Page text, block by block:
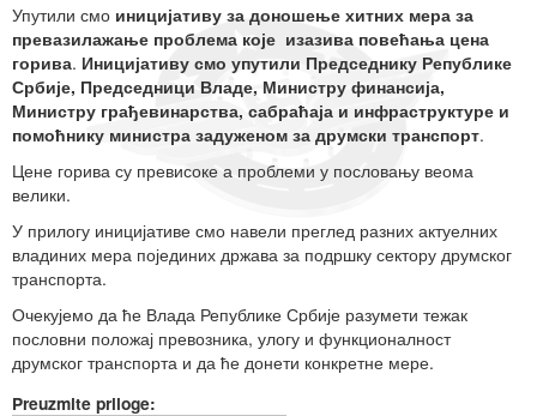
Упутили смо иницијативу за доношење хитних мера за
превазилажање проблема које изазива повећања цена
горива. Иницијативу смо упутили Председнику Републике
Србије, Председници Владе, Министру финансија,
Министру грађевинарства, сабраћаја и инфраструктуре и
помоћнику министра задуженом за друмски транспорт.
Цене горива су превисоке а проблеми у пословању веома
велики.
У прилогу иницијативе смо навели преглед разних актуелних
владиних мера појединих држава за подршку сектору друмског
транспорта.
Очекујемо да ће Влада Републике Србије разумети тежак
пословни положај превозника, улогу и функционалност
друмског транспорта и да ће донети конкретне мере.
Preuzmite priloge: